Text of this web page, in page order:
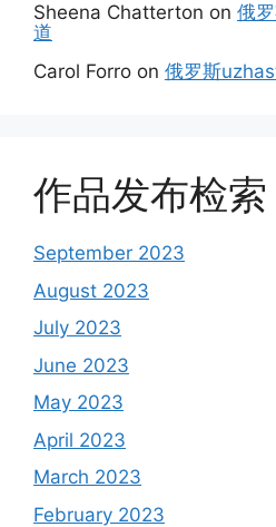
Sheena Chatterton on 俄
道
Carol Forro on 俄罗斯
作品发布检索
September 2023
August 2023
July 2023
June 2023
May 2023
April 2023
March 2023
February 2023